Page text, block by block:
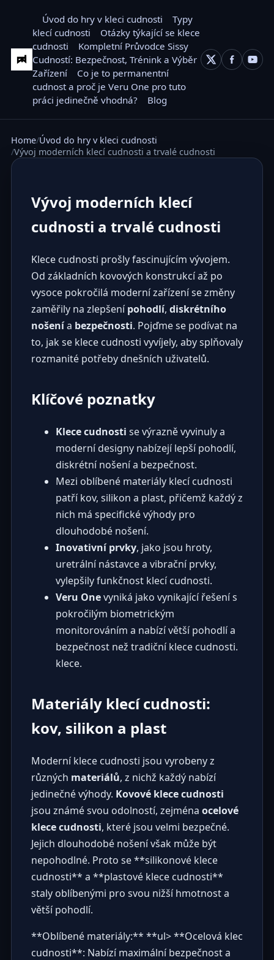
Úvod do hry v kleci cudnosti
Typy
klecí cudnosti
Otázky týkající se klece
cudnosti
Kompletní Průvodce Sissy
Cudností: Bezpečnost, Trénink a Výběr
Zařízení
Co je to permanentní
cudnost a proč je Veru One pro tuto
práci jedinečně vhodná?
Blog
Home Úvod do hry v kleci cudnosti
Vývoj moderních klecí cudnosti a trvalé cudnosti
Vývoj moderních klecí
cudnosti a trvalé cudnosti
Klece cudnosti prošly fascinujícím vývojem.
Od základních kovových konstrukcí až po
vysoce pokročilá moderní zařízení se změny
zaměřily na zlepšenípohodlí, diskrétního
nošenía bezpečnosti. Pojďme se podívat na
to, jak se klece cudnosti vyvíjely, aby splňovaly
rozmanité potřeby dnešních uživatelů.
Klíčové poznatky
Klece cudnosti se výrazně vyvinuly a
moderní designy nabízejí lepší pohodlí,
diskrétní nošení a bezpečnost.
Mezi oblíbené materiály klecí cudnosti
patří kov, silikon a plast, přičemž každý z
nich má specifické výhody pro
dlouhodobé nošení.
Inovativní prvky, jako jsou hroty,
uretrální nástavce a vibrační prvky,
vylepšily funkčnost klecí cudnosti.
Veru Onevyniká jako vynikající řešení s
pokročilým biometrickým
monitorováním a nabízí větší pohodlí a
bezpečnost než tradiční klece cudnosti.
klece.
Materiály klecí cudnosti:
kov, silikon a plast
Moderní klece cudnosti jsou vyrobeny z
různých materiálů, z nichž každý nabízí
jedinečné výhody. Kovové klece cudnosti
jsou známé svou odolností, zejména ocelové
klece cudnosti, které jsou velmi bezpečné.
Jejich dlouhodobé nošení však může být
nepohodlné. Proto se **silikonové klece
cudnosti** a **plastové klece cudnosti**
staly oblíbenými pro svou nižší hmotnost a
větší pohodlí.
**Oblíbené materiály:** **ul> **Ocelová klec
cudnosti**: Nabízí maximální bezpečnost a